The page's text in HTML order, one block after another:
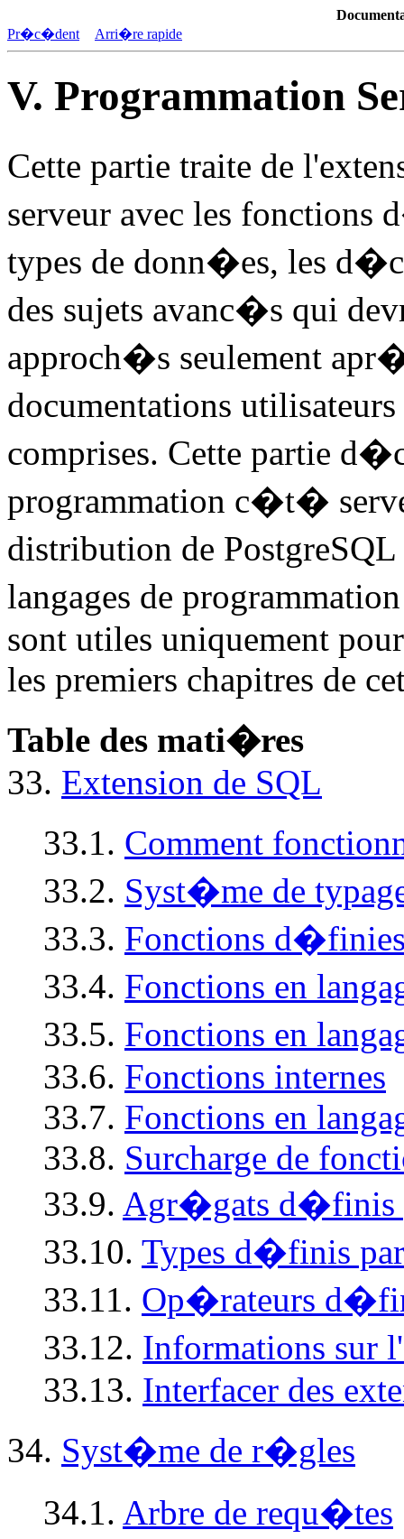
Pr�c�dent
Arri�re rapide
V. Programmation
Cette partie traite de
serveur avec les fonctions
types de donn�es, les
des sujets avanc�s qui
approch�s seulement
documentations
comprises. Cette partie
programmation c�t�
distribution de PostgreSQL
langages de
sont utiles uniquement
les premiers chapitres de
Table des mati�res
33. Extension de SQL
33.1. Comment
33.2. Syst�me de
33.3. Fonctions
33.4. Fonctions en
33.5. Fonctions en
33.6. Fonctions internes
33.7. Fonctions en
33.8. Surcharge de
33.9. Agr�gats d�finis
33.10. Types d�finis
33.11. Op�rateurs
33.12. Informations sur
33.13. Interfacer des
34. Syst�me de r�gles
34.1. Arbre de requ�tes